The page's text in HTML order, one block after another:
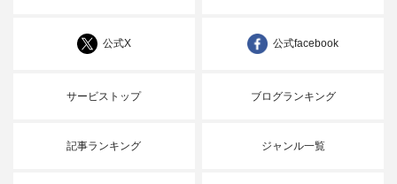
公式X 公式facebook
サービストップ ブログランキング
記事ランキング ジャンル一覧